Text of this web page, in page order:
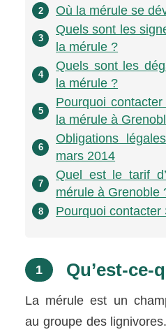
2 Où la mérule se
3
Quels sont les
la mérule ?
4
Quels sont les
la mérule ?
5
Pourquoi
la mérule à
6
Obligations
mars 2014
7
Quel est le tarif
mérule à Grenoble
8 Pourquoi
1 Qu’est-ce-
La mérule est un
au groupe des